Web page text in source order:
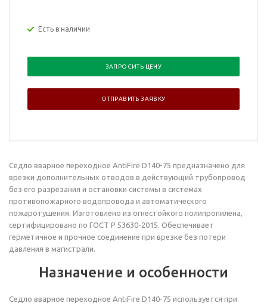
Есть в наличии
ЗАПРОСИТЬ ЦЕНУ
ОТПРАВИТЬ ЗАЯВКУ
Седло вварное переходное AntiFire D140-75 предназначено для
врезки дополнительных отводов в действующий трубопровод
без его разрезания и остановки системы в системах
противопожарного водопровода и автоматического
пожаротушения. Изготовлено из огнестойкого полипропилена,
сертифицировано по ГОСТ Р 53630-2015. Обеспечивает
герметичное и прочное соединение при врезке без потери
давления в магистрали.
Назначение и особенности
Седло вварное переходное AntiFire D140-75 используется при